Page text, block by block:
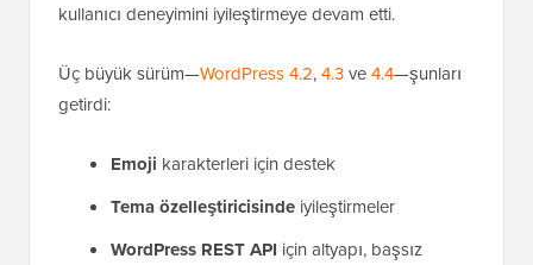
kullanıcı deneyimini iyileştirmeye devam etti.
Üç büyük sürüm—WordPress 4.2,4.3ve4.4—şunları
getirdi:
Emoji karakterleri için destek
Tema özelleştiricisinde iyileştirmeler
WordPress REST API için altyapı, başsız